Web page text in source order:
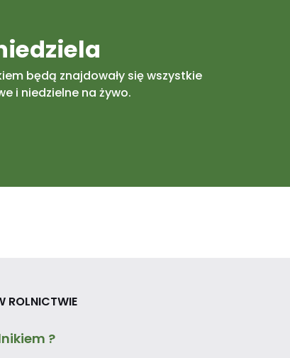
będą znajdowały się wszystkie
i niedzielne na żywo.
ROLNICTWIE
?